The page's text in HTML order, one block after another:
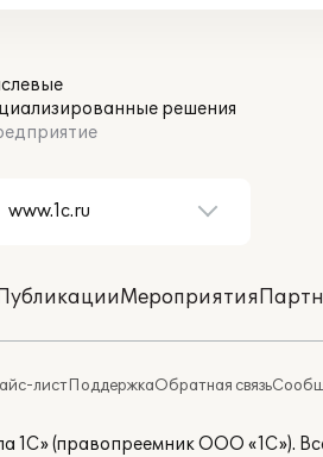
решения
Мероприятия
листПоддержкаОбратная связь
1С» (правопреемник ООО «1С»).